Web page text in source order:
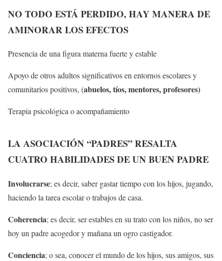
NO TODO ESTÁ PERDIDO, HAY MANERA DE
AMINORAR LOS EFECTOS
Presencia de una figura materna fuerte y estable
Apoyo de otros adultos significativos en entornos escolares y
comunitarios positivos, (abuelos, tíos, mentores, profesores)
Terapia psicológica o acompañamiento
LA ASOCIACIÓN “PADRES” RESALTA
CUATRO HABILIDADES DE UN BUEN PADRE
Involucrarse; es decir, saber gastar tiempo con los hijos, jugando,
haciendo la tarea escolar o trabajos de casa.
Coherencia; es decir, ser estables en su trato con los niños, no ser
hoy un padre acogedor y mañana un ogro castigador.
Conciencia; o sea, conocer el mundo de los hijos, sus amigos, sus